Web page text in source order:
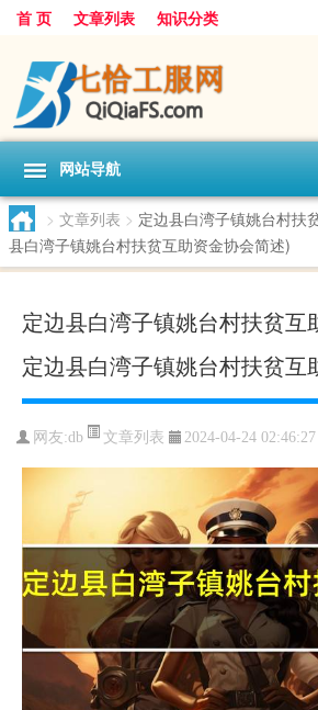
首 页 文章列表 知识分类
网站导航
> 文章列表 > 定边县白湾子镇姚台村扶
县白湾子镇姚台村扶贫互助资金协会简述)
定边县白湾子镇姚台村扶贫互
定边县白湾子镇姚台村扶贫互
网友:db 文章列表 2024-04-24 02:46:27